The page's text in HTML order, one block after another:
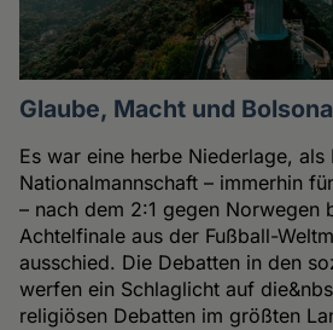
Glaube, Macht und
Es war eine herbe Niederlage, als
Nationalmannschaft – immerhin
– nach dem 2:1 gegen Norwegen
Achtelfinale aus der Fußball-
ausschied. Die Debatten in den
werfen ein Schlaglicht auf
religiösen Debatten im größten